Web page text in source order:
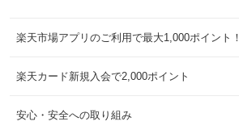
楽天市場アプリのご利用で最大1,000ポイント！
楽天カード新規入会で2,000ポイント
安心・安全への取り組み